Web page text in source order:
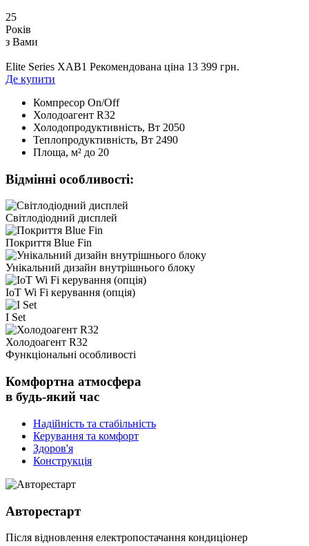
25
Років
з Вами
Elite Series XAB1 Рекомендована ціна 13 399 грн.
Де купити
Компресор On/Off
Холодоагент R32
Холодопродуктивність, Bт 2050
Теплопродуктивність, Bт 2490
Площа, м² до 20
Відмінні особливості:
Світлодіодний дисплей
Покриття Blue Fin
Унікальний дизайн внутрішнього блоку
IoT Wi Fi керування (опція)
I Set
Холодоагент R32
Функціональні особливості
Комфортна атмосфера
в будь-який час
Надійність та стабільність
Керування та комфорт
Здоров'я
Конструкція
Авторестарт
Після відновлення електропостачання кондиціонер